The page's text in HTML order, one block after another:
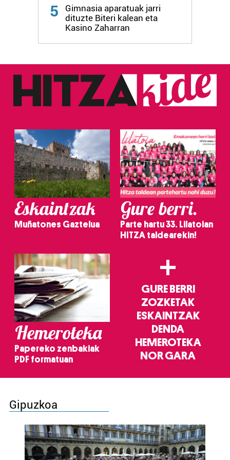
fitxategiak erabiltzen ditu. Zure esperientzia eta
zerbitzuak hobetzeko asmoz, cookie teknologiaz
irakurri
5
Gimnasia aparatuak jarri
dituzte Biteri kalean eta
Kasino Zaharran
Eskaintzak
Muñatones Gaztelua
Gure berri.
Parte hartu 33. Lilatoian
HITZA taldearekin!
Hemeroteka
Papereko zenbakiak
PDF formatuan
+
GURE BERRI
ZOZKETAK
ESKAINTZAK
DENDA
HEMEROTEKA
NOR GARA
Gipuzkoa